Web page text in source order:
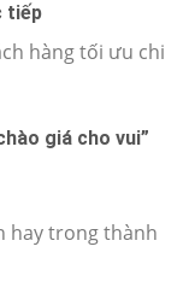
tiếp
hàng tối ưu chi
giá cho vui”
hay trong thành